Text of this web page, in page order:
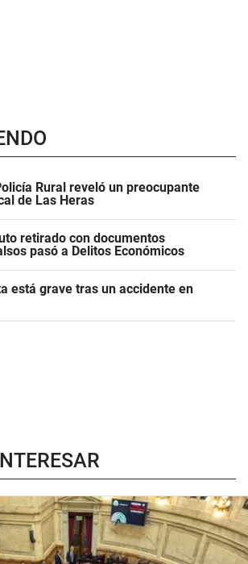
Rural reveló un preocupante
de Las Heras
retirado con documentos
pasó a Delitos Económicos
está grave tras un accidente en